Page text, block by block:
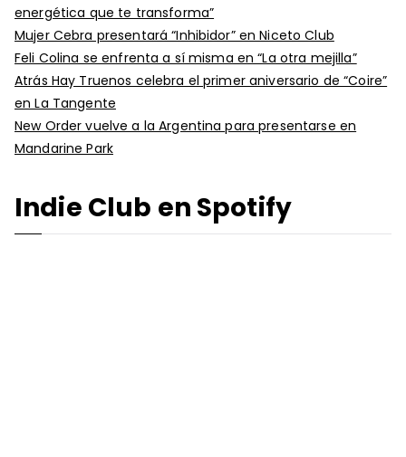
energética que te transforma”
Mujer Cebra presentará “Inhibidor” en Niceto Club
Feli Colina se enfrenta a sí misma en “La otra mejilla”
Atrás Hay Truenos celebra el primer aniversario de “Coire”
en La Tangente
New Order vuelve a la Argentina para presentarse en
Mandarine Park
Indie Club en Spotify